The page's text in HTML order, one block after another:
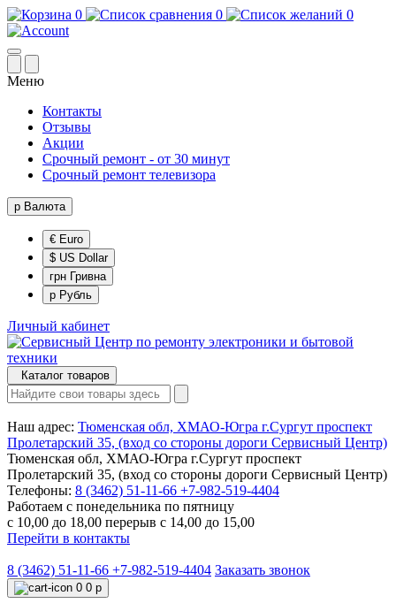
0 0 0
Меню
Контакты
Отзывы
Акции
Срочный ремонт - от 30 минут
Срочный ремонт телевизора
р Валюта
€ Euro
$ US Dollar
грн Гривна
р Рубль
Личный кабинет
Каталог товаров
Наш адрес: Тюменская обл, ХМАО-Югра г.Сургут проспект
Пролетарский 35, (вход со стороны дороги Сервисный Центр)
Тюменская обл, ХМАО-Югра г.Сургут проспект
Пролетарский 35, (вход со стороны дороги Сервисный Центр)
Телефоны: 8 (3462) 51-11-66 +7-982-519-4404
Работаем с понедельника по пятницу
с 10,00 до 18,00 перерыв с 14,00 до 15,00
Перейти в контакты
8 (3462) 51-11-66 +7-982-519-4404 Заказать звонок
0 0 р